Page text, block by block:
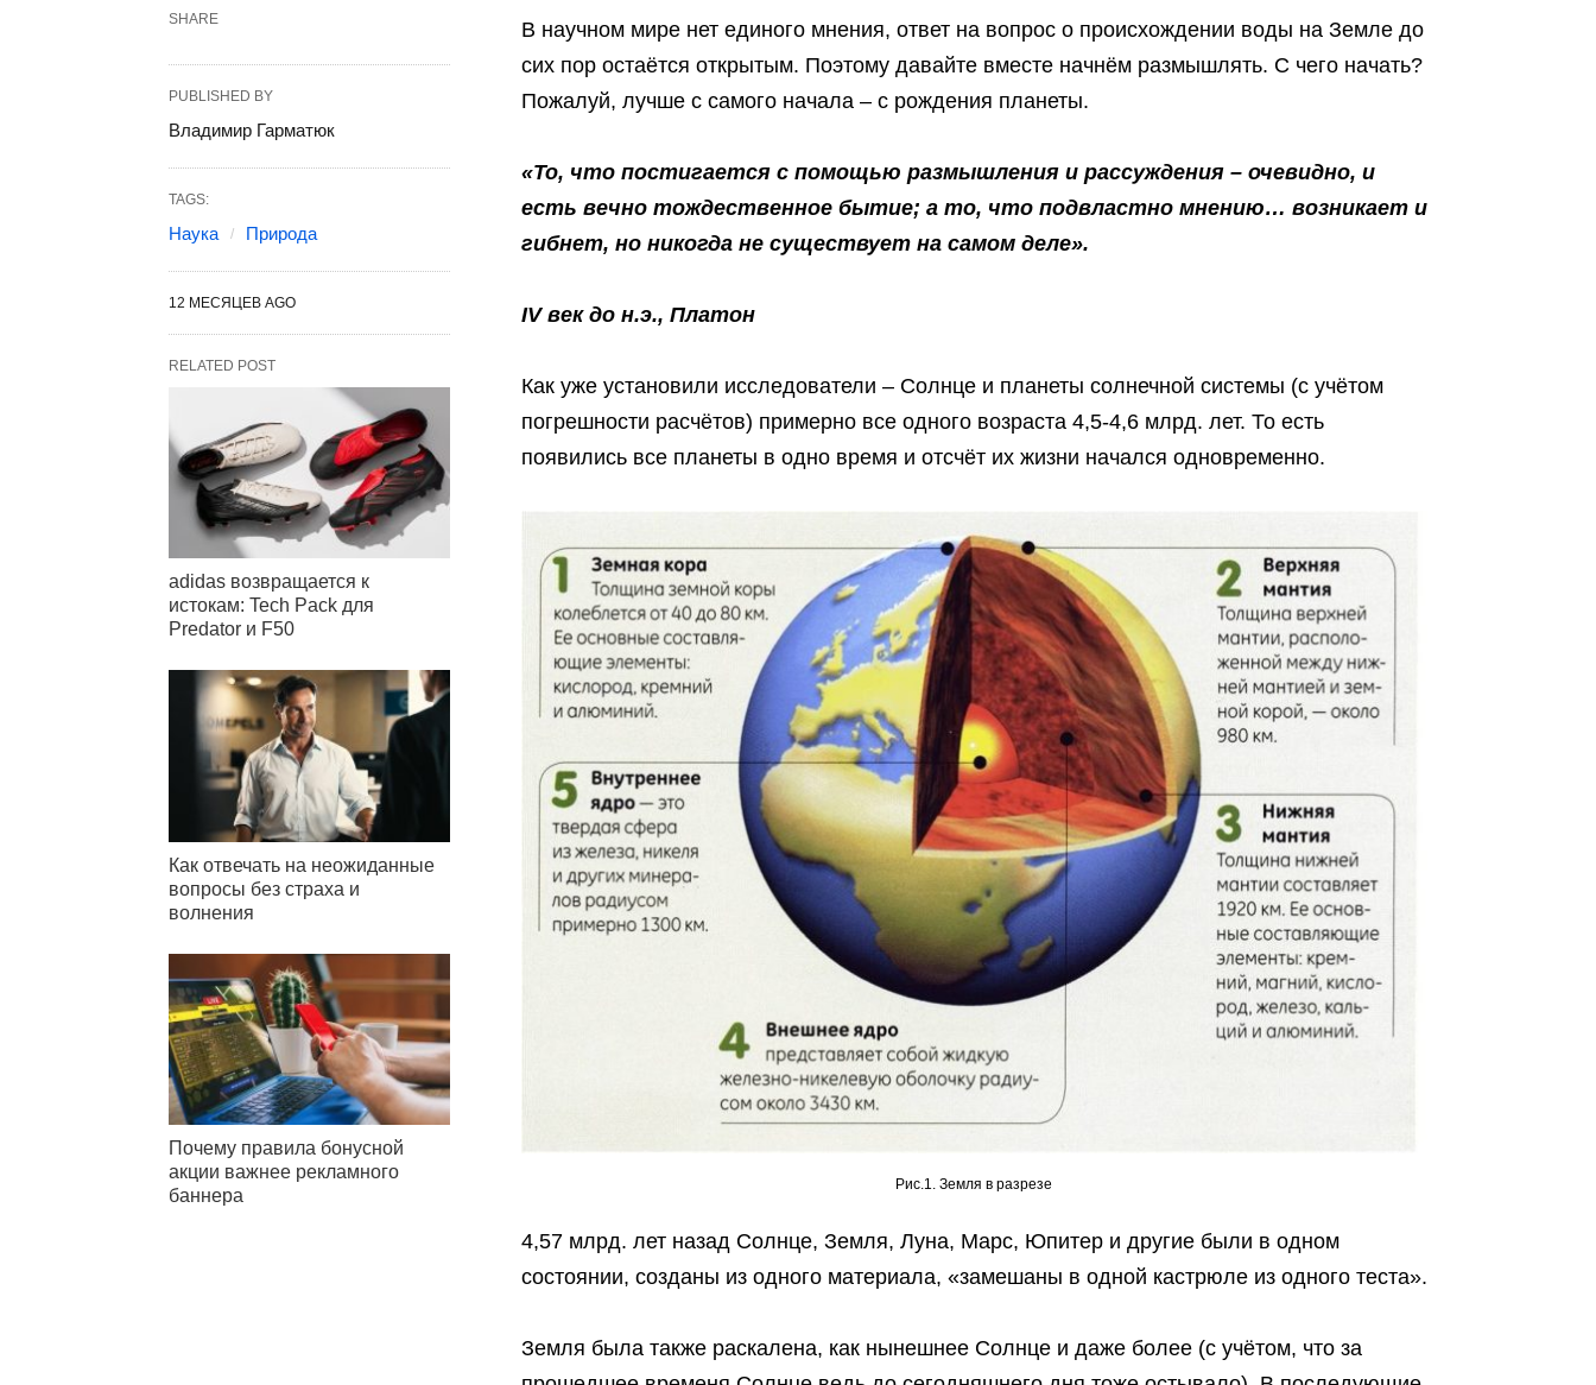
В научном мире нет единого мнения, ответ на вопрос о происхождении воды на Земле до
сих пор остаётся открытым. Поэтому давайте вместе начнём размышлять. С чего начать?
Пожалуй, лучше с самого начала – с рождения планеты.
«То, что постигается с помощью размышления и рассуждения – очевидно, и
есть вечно тождественное бытие; а то, что подвластно мнению… возникает и
гибнет, но никогда не существует на самом деле».
IV век до н.э., Платон
Как уже установили исследователи – Солнце и планеты солнечной системы (с учётом
погрешности расчётов) примерно все одного возраста 4,5-4,6 млрд. лет. То есть
появились все планеты в одно время и отсчёт их жизни начался одновременно.
Рис.1. Земля в разрезе
4,57 млрд. лет назад Солнце, Земля, Луна, Марс, Юпитер и другие были в одном
состоянии, созданы из одного материала, «замешаны в одной кастрюле из одного теста».
Земля была также раскалена, как нынешнее Солнце и даже более (с учётом, что за
SHARE
PUBLISHED BY
Владимир Гарматюк
TAGS:
Наука Природа
12 МЕСЯЦЕВ AGO
RELATED POST
adidas возвращается к
истокам: Tech Pack для
Predator и F50
Как отвечать на неожиданные
вопросы без страха и
волнения
Почему правила бонусной
акции важнее рекламного
баннера